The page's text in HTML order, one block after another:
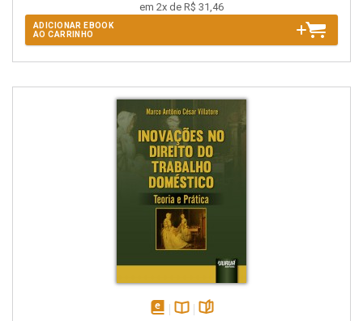
em 2x de R$ 31,46
ADICIONAR EBOOK
AO CARRINHO